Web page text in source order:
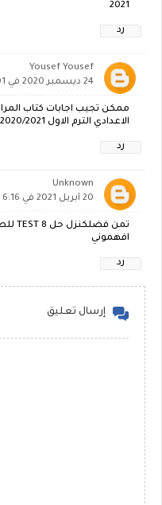
2021
رد
Yousef Yousef
24 ديسمبر 2020 في 8:01 ص
الاعدادي الترم الاول 2020/2021
رد
Unknown
20 أبريل 2021 في 6:16 ص
افهموني
رد
إرسال تعليق